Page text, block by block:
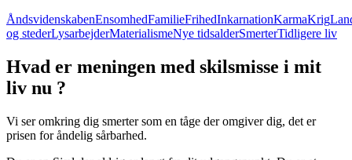
ÅndsvidenskabenEnsomhedFamilieFrihedInkarnationKarmaKrig
og stederLysarbejderMaterialismeNye tidsalderSmerterTidligere liv
Hvad er meningen med skilsmisse i mit
liv nu ?
Vi ser omkring dig smerter som en tåge der omgiver dig, det er
prisen for åndelig sårbarhed.